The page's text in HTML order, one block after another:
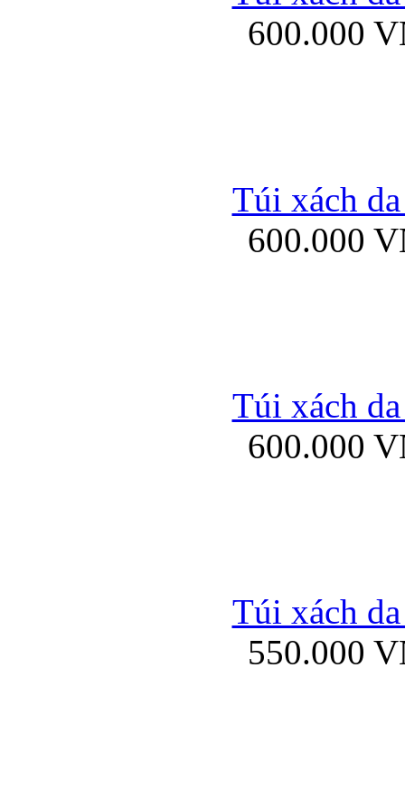
Bao da iPhone 5
600.000
Túi xách
600.000
Túi xách
600.000
Túi xách
550.000